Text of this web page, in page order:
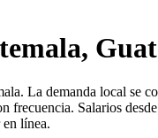
La demanda local se
Salarios
línea.